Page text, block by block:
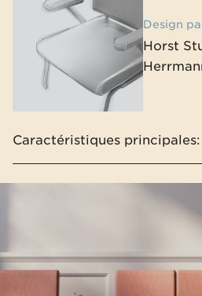
Design
Horst
Caractéristiques principales:
Modularité
Trois formes de plateaux